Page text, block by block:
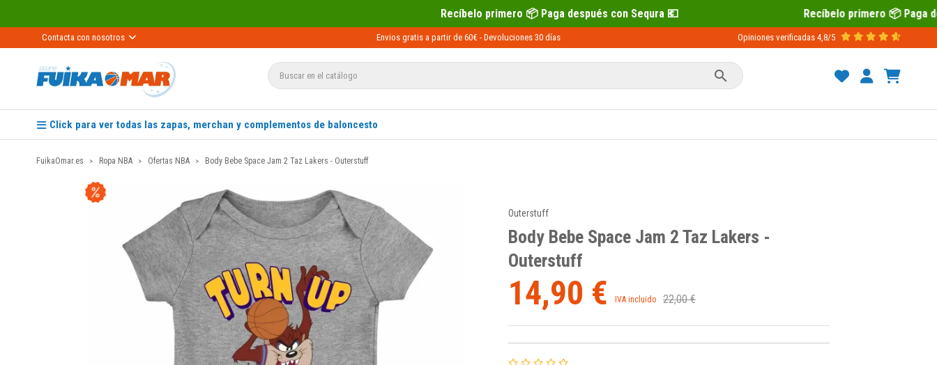
Recíbelo primero 📦 Paga después con Sequra 💶 Recíbelo primero 📦 Paga después con Sequra 💶
Contacta con nosotros Envios gratis a partir de 60€ - Devoluciones 30 días Opiniones verificadas 4,8/5

Click para ver todas las zapas, merchan y complementos de baloncesto
FuikaOmar.es Ropa NBA Ofertas NBA Body Bebe Space Jam 2 Taz Lakers - Outerstuff
Outerstuff
Body Bebe Space Jam 2 Taz Lakers -
Outerstuff
14,90 € IVA incluido 22,00 €